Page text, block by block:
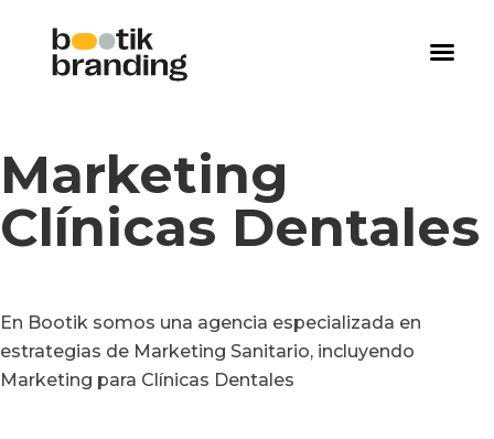
Marketing
Clínicas Dentales
En Bootik somos una agencia especializada en
estrategias de Marketing Sanitario, incluyendo
Marketing para Clínicas Dentales